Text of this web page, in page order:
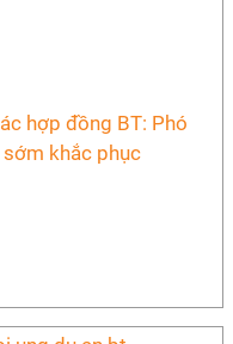
hợp đồng BT: Phó
khắc phục